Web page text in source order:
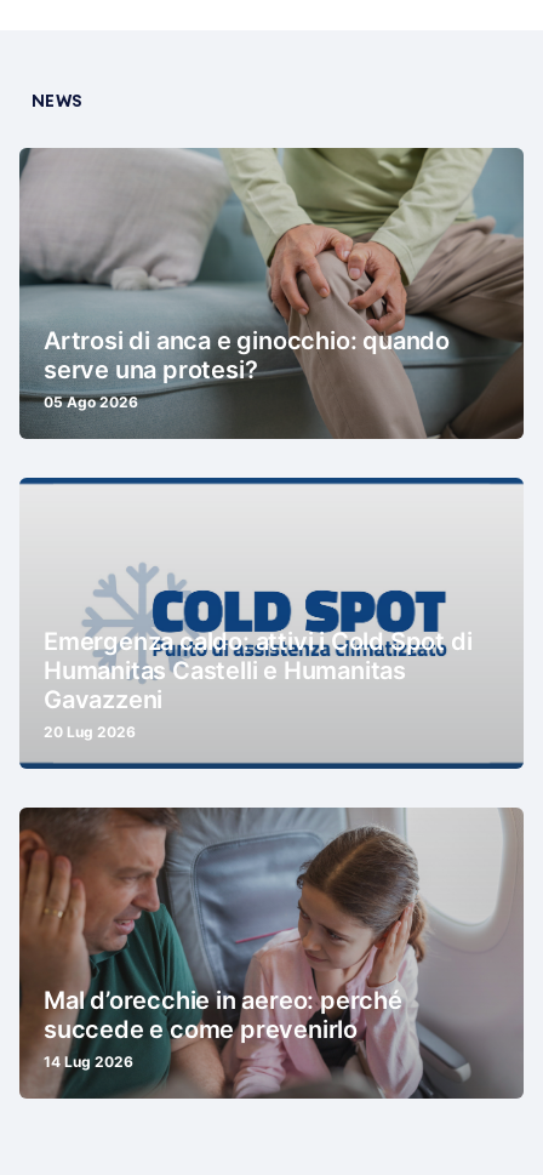
NEWS
Artrosi di anca e ginocchio: quando
serve una protesi?
05 Ago 2026
Emergenza caldo: attivi i Cold Spot di
Humanitas Castelli e Humanitas
Gavazzeni
20 Lug 2026
Mal d’orecchie in aereo: perché
succede e come prevenirlo
14 Lug 2026